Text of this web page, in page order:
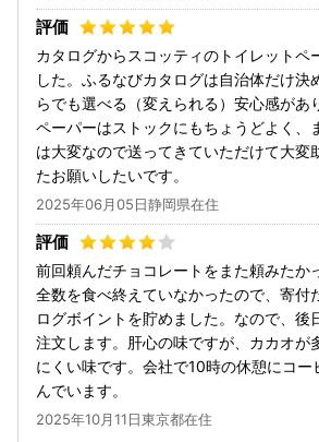
カタログからスコッティのトイレットペ
した。ふるなびカタログは自治体だけ決
らでも選べる（変えられる）安心感があ
ペーパーはストックにもちょうどよく、
は大変なので送ってきていただけて大変
たお願いしたいです。
2025年06月05日静岡県在住
前回頼んだチョコレートをまた頼みたか
全数を食べ終えていなかったので、寄付
ログボイントを貯めました。なので、後
注文します。肝心の味ですが、カカオが
にくい味です。会社で10時の休憩にコー
んでいます。
2025年10月11日東京都在住